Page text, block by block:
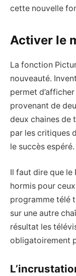
cette nouvelle
Activer le
La fonction
nouveauté.
permet
provenant de
deux chaines de
par les critiques
le succès espéré.
Il faut dire que le
hormis pour
programme télé
sur une autre
résultat les
obligatoirement